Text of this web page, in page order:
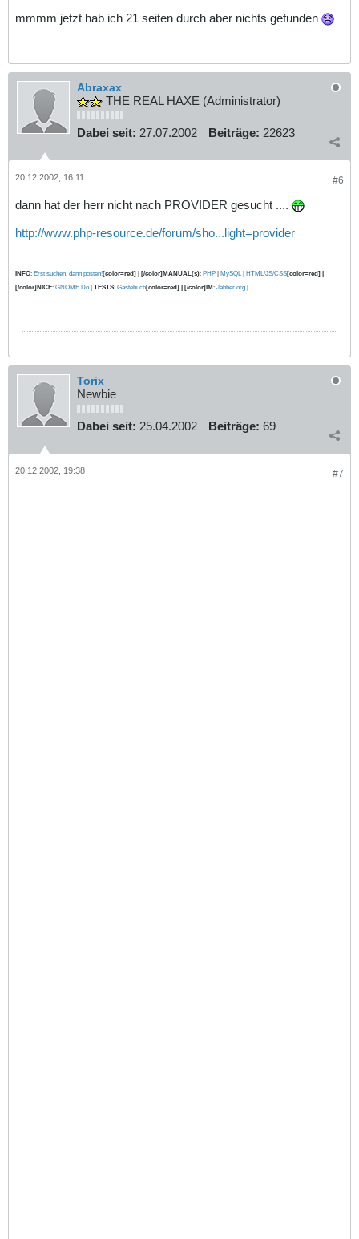
mmmm jetzt hab ich 21 seiten durch aber nichts gefunden
Abraxax
THE REAL HAXE (Administrator)
Dabei seit: 27.07.2002 Beiträge: 22623
#6
20.12.2002, 16:11
dann hat der herr nicht nach PROVIDER gesucht ....
http://www.php-resource.de/forum/sho...light=provider
INFO: Erst suchen, dann posten![color=red] | [/color]MANUAL(s): PHP MySQL HTML/JS/CSS[color=red] |
[/color]NICE: GNOME Do TESTS: Gästebuch[color=red] | [/color]IM : Jabber.org
Torix
Newbie
Dabei seit: 25.04.2002 Beiträge: 69
#7
20.12.2002, 19:38